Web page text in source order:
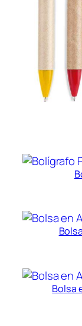
Bolsa